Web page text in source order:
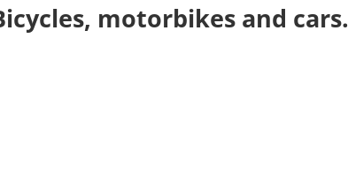
motorbikes and cars.